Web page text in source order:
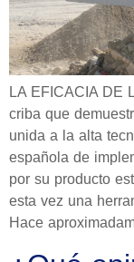
LA EFICACIA DE
criba que
unida a la alta
española de
por su producto
esta vez una
Hace